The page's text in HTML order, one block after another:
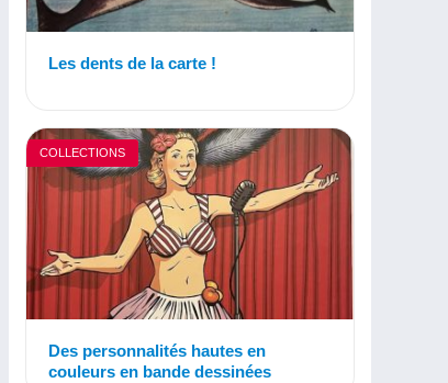
Les dents de la carte !
COLLECTIONS
Des personnalités hautes en
couleurs en bande dessinées